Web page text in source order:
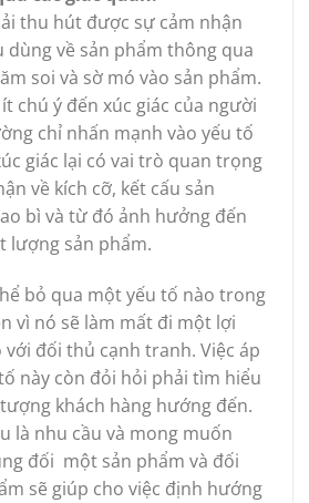
thu hút được sự cảm nhận
về sản phẩm thông qua
soi và sờ mó vào sản phẩm.
chú ý đến xúc giác của người
chỉ nhấn mạnh vào yếu tố
giác lại có vai trò quan trọng
về kích cỡ, kết cấu sản
bì và từ đó ảnh hưởng đến
lượng sản phẩm.
bỏ qua một yếu tố nào trong
vì nó sẽ làm mất đi một lợi
đối thủ cạnh tranh. Việc áp
này còn đỏi hỏi phải tìm hiểu
khách hàng hướng đến.
là nhu cầu và mong muốn
đối một sản phẩm và đối
sẽ giúp cho việc định hướng